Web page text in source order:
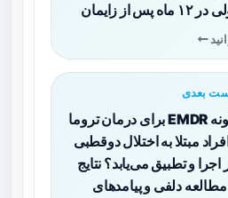
ماه پس از زایمان
بعدی
چگونه EMDR برای درمان تروما
مبتلا به اختلال دوقطبی
اجرا و تطبیق می‌یابد؟ نتایج
دلفی و پیامدهای